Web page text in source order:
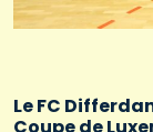
Le FC
Coupe de